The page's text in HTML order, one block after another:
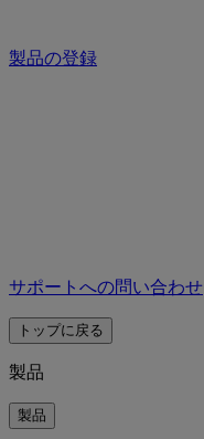
製品の登録
サポートへの問い合わせ
トップに戻る
製品
製品